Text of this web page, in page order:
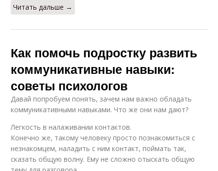
Читать дальше →
Как помочь подростку развить
коммуникативные навыки:
советы психологов
Давай попробуем понять, зачем нам важно обладать
коммуникативными навыками. Что же они нам дают?
Легкость в налаживании контактов.
Конечно же, такому человеку просто познакомиться с
незнакомцем, наладить с ним контакт, поймать так,
сказать общую волну. Ему не сложно отыскать общую